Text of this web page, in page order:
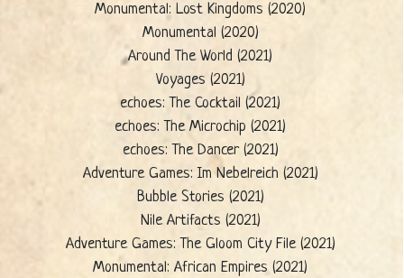
Monumental: Lost Kingdoms (2020)
Monumental (2020)
Around The World (2021)
Voyages (2021)
echoes: The Cocktail (2021)
echoes: The Microchip (2021)
echoes: The Dancer (2021)
Adventure Games: Im Nebelreich (2021)
Bubble Stories (2021)
Nile Artifacts (2021)
Adventure Games: The Gloom City File (2021)
Monumental: African Empires (2021)